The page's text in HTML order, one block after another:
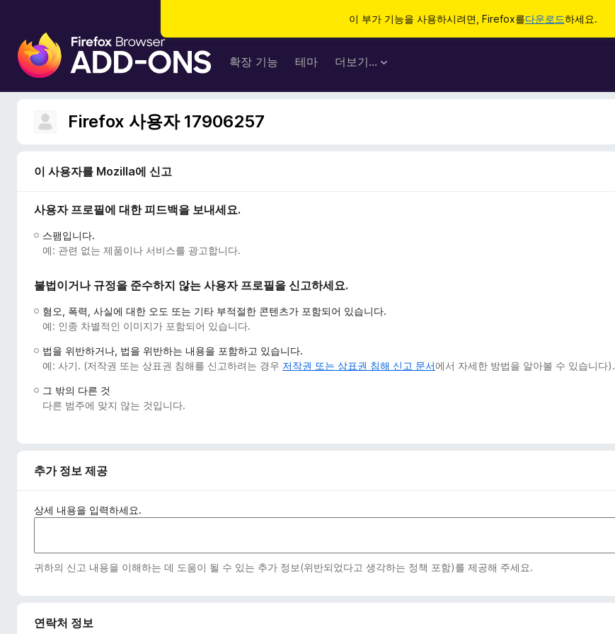
이 부가 기능을 사용하시려면, Firefox를다운로드하세요.
F
i
e
확장 기능 테마 더보기…
Firefox 사용자 17906257
이 사용자를 Mozilla에 신고
사용자 프로필에 대한 피드백을 보내세요.
스팸입니다.
예: 관련 없는 제품이나 서비스를 광고합니다.
불법이거나 규정을 준수하지 않는 사용자 프로필을 신고하세요.
혐오, 폭력, 사실에 대한 오도 또는 기타 부적절한 콘텐츠가 포함되어 있습니다.
예: 인종 차별적인 이미지가 포함되어 있습니다.
법을 위반하거나, 법을 위반하는 내용을 포함하고 있습니다.
예: 사기. (저작권 또는 상표권 침해를 신고하려는 경우 저작권 또는 상표권 침해 신고 문서에서 자세한 방법을 알아볼 수 있습니다).
그 밖의 다른 것
다른 범주에 맞지 않는 것입니다.
추가 정보 제공
상세 내용을 입력하세요.
귀하의 신고 내용을 이해하는 데 도움이 될 수 있는 추가 정보(위반되었다고 생각하는 정책 포함)를 제공해 주세요.
연락처 정보